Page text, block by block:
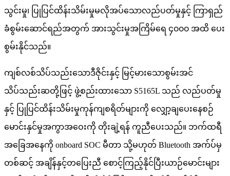
သွင်းမှု၊ ပြုပြင်ထိန်းသိမ်းမှုမလိုအပ်သောလည်ပတ်မှုနှင့် ကြာရှည်
ခံစွမ်းဆောင်ရည်အတွက် အားသွင်းမှုအကြိမ်ရေ ၄၀၀၀ အထိ ပေး
စွမ်းနိုင်သည်။
ကျစ်လစ်သိပ်သည်းသောဒီဇိုင်းနှင့် မြင့်မားသောစွမ်းအင်
သိပ်သည်းဆတို့ဖြင့် ဖွဲ့စည်းထားသော S5165L သည် လည်ပတ်မှု
နှင့် ပြုပြင်ထိန်းသိမ်းမှုကုန်ကျစရိတ်များကို လျှော့ချပေးနေစဉ်
မောင်းနှင်မှုအကွာအဝေးကို တိုးချဲ့ရန် ကူညီပေးသည်။ ဘက်ထရီ
အခြေအနေကို onboard SOC မီတာ သို့မဟုတ် Bluetooth အက်ပ်မှ
တစ်ဆင့် အချိန်နှင့်တပြေးညီ စောင့်ကြည့်နိုင်ပြီးယာဉ်မောင်းများ